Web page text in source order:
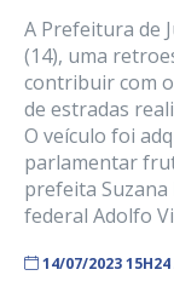
A Prefeitura de
(14), uma
contribuir com
de estradas
O veículo foi
parlamentar
prefeita Suzana
federal Adolfo
14/07/2023 15H24